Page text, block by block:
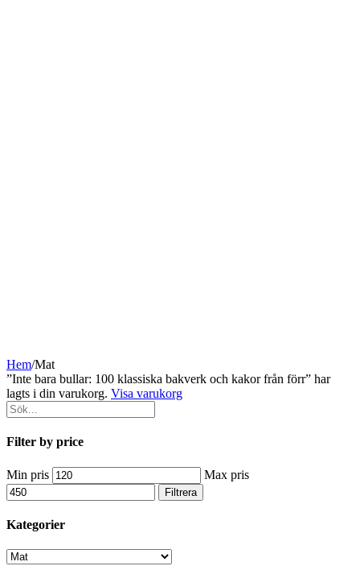
Hem/Mat
”Inte bara bullar: 100 klassiska bakverk och kakor från förr” har
lagts i din varukorg. Visa varukorg
Filter by price
Min pris Max pris
Filtrera
Kategorier